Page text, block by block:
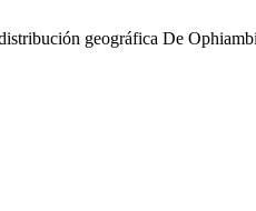
geográfica De